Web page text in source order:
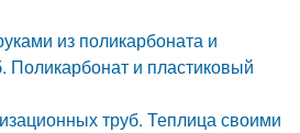
из поликарбоната и
Поликарбонат и пластиковый
труб. Теплица своими